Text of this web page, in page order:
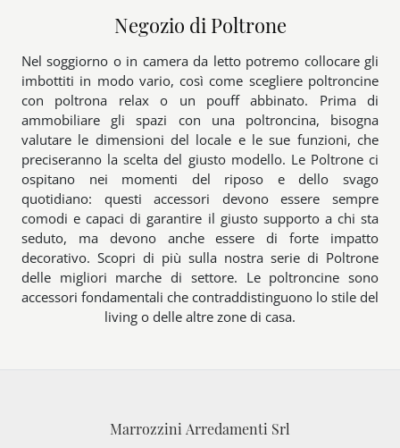
Negozio di Poltrone
Nel soggiorno o in camera da letto potremo collocare gli
imbottiti in modo vario, così come scegliere poltroncine
con poltrona relax o un pouff abbinato. Prima di
ammobiliare gli spazi con una poltroncina, bisogna
valutare le dimensioni del locale e le sue funzioni, che
preciseranno la scelta del giusto modello. Le Poltrone ci
ospitano nei momenti del riposo e dello svago
quotidiano: questi accessori devono essere sempre
comodi e capaci di garantire il giusto supporto a chi sta
seduto, ma devono anche essere di forte impatto
decorativo. Scopri di più sulla nostra serie di Poltrone
delle migliori marche di settore. Le poltroncine sono
accessori fondamentali che contraddistinguono lo stile del
living o delle altre zone di casa.
Marrozzini Arredamenti Srl